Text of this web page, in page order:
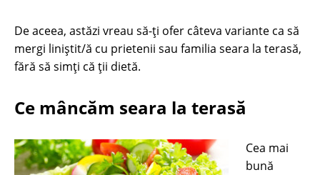
De aceea, astăzi vreau să-ți ofer câteva variante ca să
mergi liniștit/ă cu prietenii sau familia seara la terasă,
fără să simți că ții dietă.
Ce mâncăm seara la terasă
Cea mai
bună